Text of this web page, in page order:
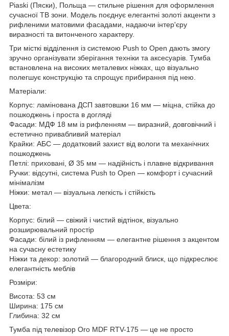
Piaski (Пяски), Польща — стильне рішення для оформлення
сучасної ТВ зони. Модель поєднує елегантні золоті акценти з
рифленими матовими фасадами, надаючи інтер'єру
виразності та витонченого характеру.
Три місткі відділення із системою Push to Open дають змогу
зручно організувати зберігання техніки та аксесуарів. Тумба
встановлена на високих металевих ніжках, що візуально
полегшує конструкцію та спрощує прибирання під нею.
Матеріали:
Корпус: ламінована ДСП завтовшки 16 мм — міцна, стійка до
пошкоджень і проста в догляді
Фасади: МДФ 18 мм із рифленням — виразний, довговічний і
естетично привабливий матеріал
Крайки: АБС — додатковий захист від вологи та механічних
пошкоджень
Петлі: приховані, Ø 35 мм — надійність і плавне відкривання
Ручки: відсутні, система Push to Open — комфорт і сучасний
мінімалізм
Ніжки: метал — візуальна легкість і стійкість
Цвета:
Корпус: білий — свіжий і чистий відтінок, візуально
розширювальний простір
Фасади: білий із рифленням — елегантне рішення з акцентом
на сучасну естетику
Ніжки та декор: золотий — благородний блиск, що підкреслює
елегантність меблів
Розміри:
Висота: 53 см
Ширина: 175 см
Глибина: 32 см
Тумба під телевізор Oro MDF RTV-175 — це не просто